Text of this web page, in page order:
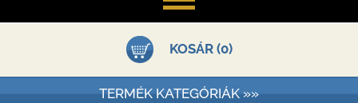
KOSÁR (0)
TERMÉK KATEGÓRIÁK »»